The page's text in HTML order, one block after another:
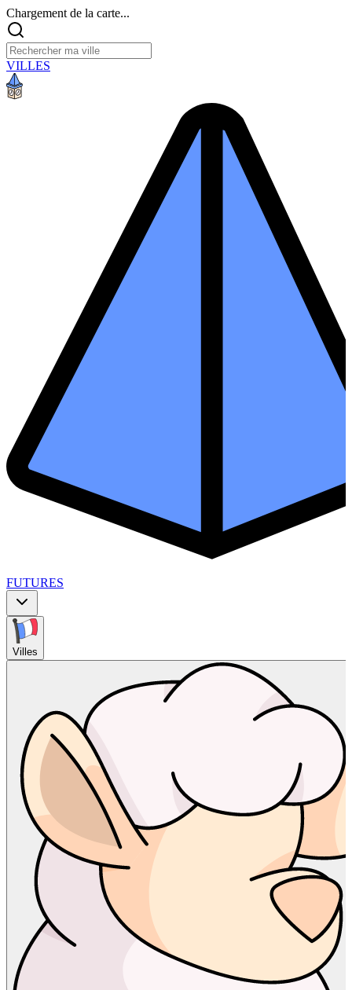
Chargement de la carte...
VILLES
FUTURES
Villes